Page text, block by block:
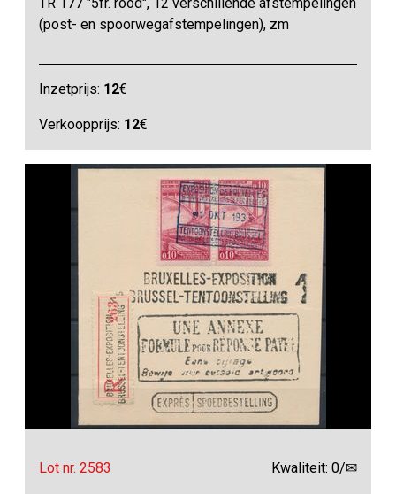
(post- en spoorwegafstempelingen), zm
Inzetprijs: 12€
Verkoopprijs: 12€
Lot nr. 2583 Kwaliteit: 0/✉